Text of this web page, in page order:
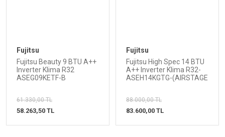
Fujitsu
Fujitsu Beauty 9 BTU A++
Inverter Klima R32
ASEG09KETF-B
61.330,00 TL
58.263,50 TL
Fujitsu
Fujitsu High Spec 14 BTU
A++ Inverter Klima R32-
ASEH14KGTG-(AIRSTAGE
88.000,00 TL
83.600,00 TL